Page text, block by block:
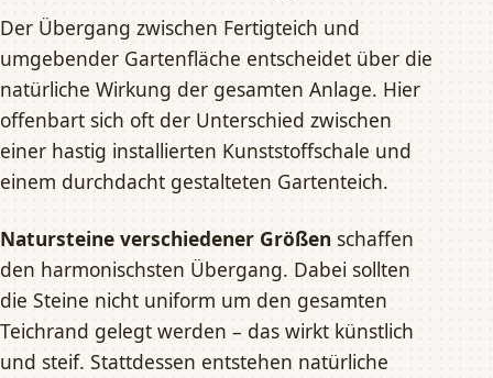
Der Übergang zwischen Fertigteich und
umgebender Gartenfläche entscheidet über die
natürliche Wirkung der gesamten Anlage. Hier
offenbart sich oft der Unterschied zwischen
einer hastig installierten Kunststoffschale und
einem durchdacht gestalteten Gartenteich.
Natursteine verschiedener Größen schaffen
den harmonischsten Übergang. Dabei sollten
die Steine nicht uniform um den gesamten
Teichrand gelegt werden – das wirkt künstlich
und steif. Stattdessen entstehen natürliche